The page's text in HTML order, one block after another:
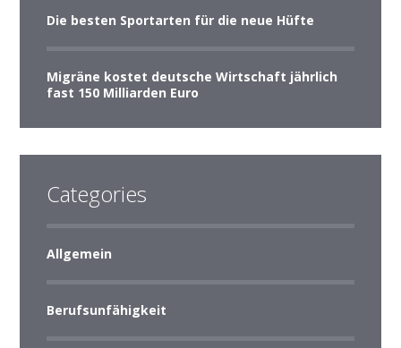
Die besten Sportarten für die neue Hüfte
Migräne kostet deutsche Wirtschaft jährlich
fast 150 Milliarden Euro
Categories
Allgemein
Berufsunfähigkeit